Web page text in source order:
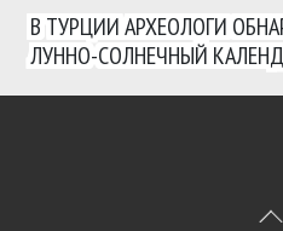
В ТУРЦИИ АРХЕОЛОГИ
ЛУННО-СОЛНЕЧНЫЙ